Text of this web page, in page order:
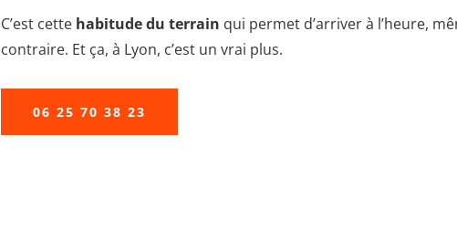
C’est cette habitude du terrain qui permet d’arriver à l’heure,
contraire. Et ça, à Lyon, c’est un vrai plus.
06 25 70 38 23